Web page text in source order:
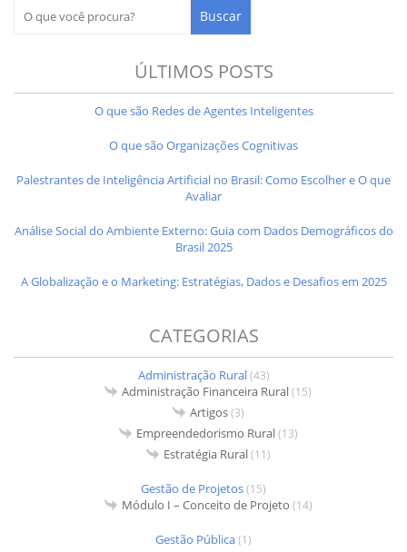
ÚLTIMOS POSTS
O que são Redes de Agentes Inteligentes
O que são Organizações Cognitivas
Palestrantes de Inteligência Artificial no Brasil: Como Escolher e O que
Avaliar
Análise Social do Ambiente Externo: Guia com Dados Demográficos do
Brasil 2025
A Globalização e o Marketing: Estratégias, Dados e Desafios em 2025
CATEGORIAS
Administração Rural(43)
Administração Financeira Rural(15)
Artigos(3)
Empreendedorismo Rural(13)
Estratégia Rural(11)
Gestão de Projetos(15)
Módulo I – Conceito de Projeto (14)
Gestão Pública(1)